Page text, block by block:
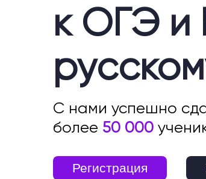
к ОГЭ и
С нами успешно
более 50 000
Регистрация